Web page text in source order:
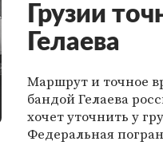
Грузии
Гелаева
Маршрут и точное
бандой Гелаева
хочет уточнить у
Федеральная